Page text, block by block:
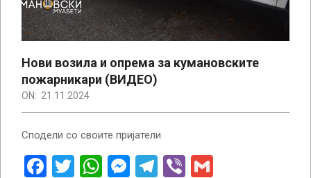
Нови возила и опрема за кумановските
пожарникари (ВИДЕО)
ON: 21.11.2024
Сподели со своите пријатели
Facebook
Twitter
WhatsApp
Messenger
Telegram
Viber